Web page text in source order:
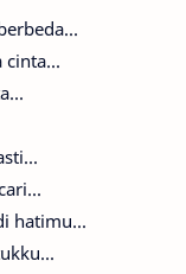
cinta...
hatimu...